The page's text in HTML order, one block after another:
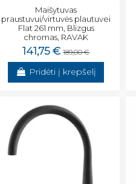
Maišytuvas
praustuvui/virtuvės plautuvei
Flat 261 mm, Blizgus
chromas, RAVAK
141,75 € 189,00 €
Pridėti į krepšelį